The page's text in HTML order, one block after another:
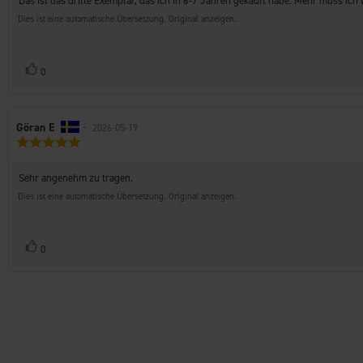
Sternen
Dies ist eine automatische Übersetzung. Original anzeigen.
Stimme
0
Autor
der
Göran E • Bewertungsdatum:
2026-05-19
5
Sternen
Rezensionstext:
Sehr angenehm zu tragen.
Dies ist eine automatische Übersetzung. Original anzeigen.
Stimme
0